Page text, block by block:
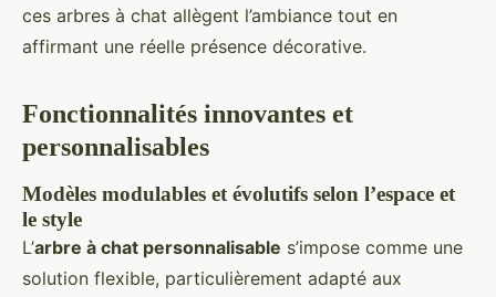
ces arbres à chat allègent l’ambiance tout en
affirmant une réelle présence décorative.
Fonctionnalités innovantes et
personnalisables
Modèles modulables et évolutifs selon l’espace et
le style
L’arbre à chat personnalisable s’impose comme une
solution flexible, particulièrement adapté aux